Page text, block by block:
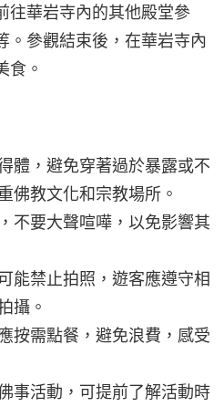
往華岩寺內的其他殿堂參
。參觀結束後，在華岩寺內
食。
體，避免穿著過於暴露或不
佛教文化和宗教場所。
不要大聲喧嘩，以免影響其
能禁止拍照，遊客應遵守相
攝。
按需點餐，避免浪費，感受
事活動，可提前了解活動時